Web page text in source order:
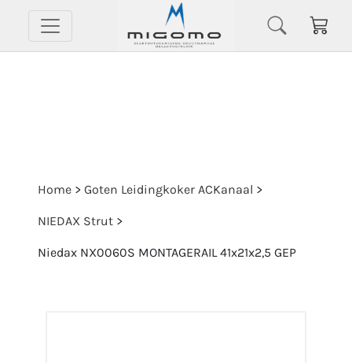
Home > Goten Leidingkoker ACKanaal >
NIEDAX Strut >
Niedax NX0060S MONTAGERAIL 41x21x2,5 GEP